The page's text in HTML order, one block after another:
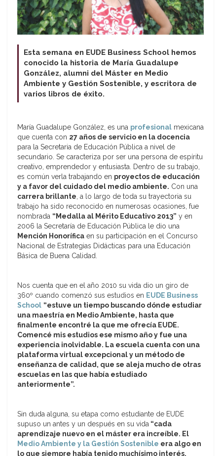
Esta semana en EUDE Business School hemos
conocido la historia de María Guadalupe
González, alumni del Máster en Medio
Ambiente y Gestión Sostenible, y escritora de
varios libros de éxito.
María Guadalupe González, es una profesional mexicana
que cuenta con 27 años de servicio en la docencia
para la Secretaria de Educación Pública a nivel de
secundario. Se caracteriza por ser una persona de espíritu
creativo, emprendedor y entusiasta. Dentro de su trabajo,
es común verla trabajando en proyectos de educación
y a favor del cuidado del medio ambiente. Con una
carrera brillante, a lo largo de toda su trayectoria su
trabajo ha sido reconocido en numerosas ocasiones, fue
nombrada “Medalla al Mérito Educativo 2013” y en
2006 la Secretaría de Educación Pública le dio una
Mención Honorífica en su participación en el Concurso
Nacional de Estrategias Didácticas para una Educación
Básica de Buena Calidad.
Nos cuenta que en el año 2010 su vida dio un giro de
360º cuando comenzó sus estudios en EUDE Business
School “estuve un tiempo buscando dónde estudiar
una maestría en Medio Ambiente, hasta que
finalmente encontré la que me ofrecía EUDE.
Comencé mis estudios ese mismo año y fue una
experiencia inolvidable. La escuela cuenta con una
plataforma virtual excepcional y un método de
enseñanza de calidad, que se aleja mucho de otras
escuelas en las que había estudiado
anteriormente”.
Sin duda alguna, su etapa como estudiante de EUDE
supuso un antes y un después en su vida “cada
aprendizaje nuevo en el máster era increíble. El
Medio Ambiente y la Gestión Sostenible era algo en
lo que siempre había tenido muchísimo interés,